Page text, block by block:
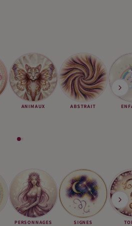
ANIMAUX ABSTRAIT
PERSONNAGES
SIGNES